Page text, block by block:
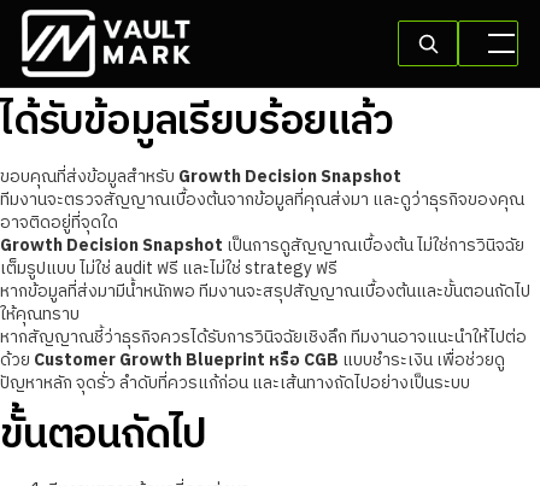
ได้รับข้อมูลเรียบร้อยแล้ว
ขอบคุณที่ส่งข้อมูลสำหรับ Growth Decision Snapshot
ทีมงานจะตรวจสัญญาณเบื้องต้นจากข้อมูลที่คุณส่งมา และดูว่าธุรกิจของคุณ
อาจติดอยู่ที่จุดใด
Growth Decision Snapshot เป็นการดูสัญญาณเบื้องต้น ไม่ใช่การวินิจฉัย
เต็มรูปแบบ ไม่ใช่ audit ฟรี และไม่ใช่ strategy ฟรี
หากข้อมูลที่ส่งมามีน้ำหนักพอ ทีมงานจะสรุปสัญญาณเบื้องต้นและขั้นตอนถัดไป
ให้คุณทราบ
หากสัญญาณชี้ว่าธุรกิจควรได้รับการวินิจฉัยเชิงลึก ทีมงานอาจแนะนำให้ไปต่อ
ด้วย Customer Growth Blueprint หรือ CGB แบบชำระเงิน เพื่อช่วยดู
ปัญหาหลัก จุดรั่ว ลำดับที่ควรแก้ก่อน และเส้นทางถัดไปอย่างเป็นระบบ
ขั้นตอนถัดไป